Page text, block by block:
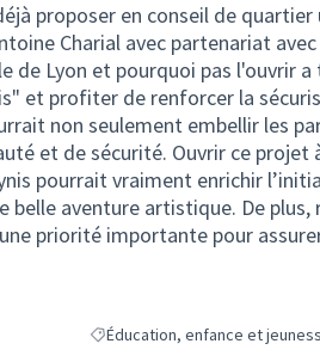
proposer en conseil de
Charial avec partenariat
de Lyon et pourquoi pas l'ouvrir
et profiter de renforcer la
non seulement embellir les
et de sécurité. Ouvrir ce projet
pourrait vraiment enrichir
belle aventure artistique. De plus,
priorité importante pour
Filtrer les résultats de la
Éducation, enfance et